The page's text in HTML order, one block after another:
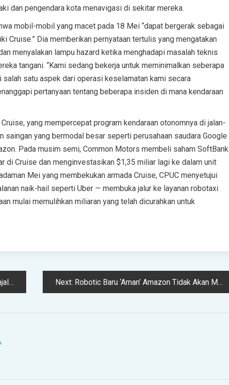
dan pengendara kota menavigasi di sekitar mereka.
mobil-mobil yang macet pada 18 Mei “dapat bergerak sebagai
Cruise.” Dia memberikan pernyataan tertulis yang mengatakan
menyalakan lampu hazard ketika menghadapi masalah teknis
tangani. “Kami sedang bekerja untuk meminimalkan seberapa
satu aspek dari operasi keselamatan kami secara
pertanyaan tentang beberapa insiden di mana kendaraan
yang mempercepat program kendaraan otonomnya di jalan-
saingan yang bermodal besar seperti perusahaan saudara Google
Pada musim semi, Common Motors membeli saham SoftBank
di Cruise dan menginvestasikan $1,35 miliar lagi ke dalam unit
Mei yang membekukan armada Cruise, CPUC menyetujui
naik-hail seperti Uber — membuka jalur ke layanan robotaxi
mulai memulihkan miliaran yang telah dicurahkan untuk
Next: Robotic Baru ‘Aman’ Amazon Tidak Akan Memperbaiki Masalah Cedera Pekerjanya